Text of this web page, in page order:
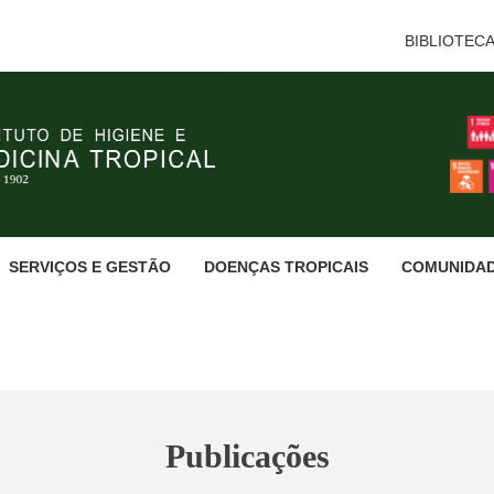
BIBLIOTECA
SERVIÇOS E GESTÃO DOENÇAS TROPICAIS
Publicações